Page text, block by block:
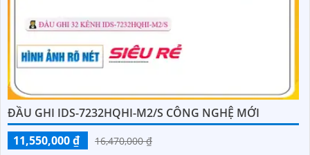
ĐẦU GHI IDS-7232HQHI-M2/S CÔNG NGHỆ MỚI
11,550,000 ₫
16,470,000 ₫